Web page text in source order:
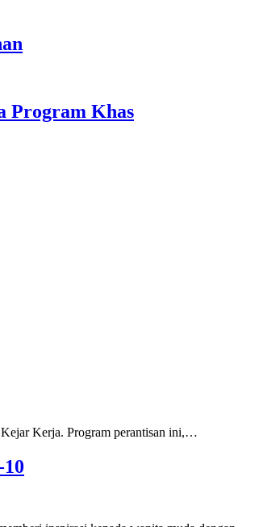
Program Khas
Kejar Kerja. Program perantisan ini,…